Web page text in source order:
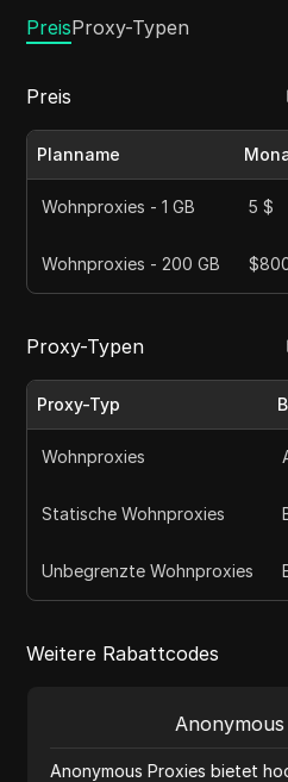
wie unbegrenzten
Erfolgsquoten und
Support machen die
PreisProxy-Typen
Preis
Planname
Wohnproxies - 1 GB 5 $
Wohnproxies - 200 GB
Proxy-Typen
Proxy-Typ
Wohnproxies
Statische Wohnproxies
Unbegrenzte Wohnproxies
Weitere Rabattcodes
Anonymous Proxies bietet